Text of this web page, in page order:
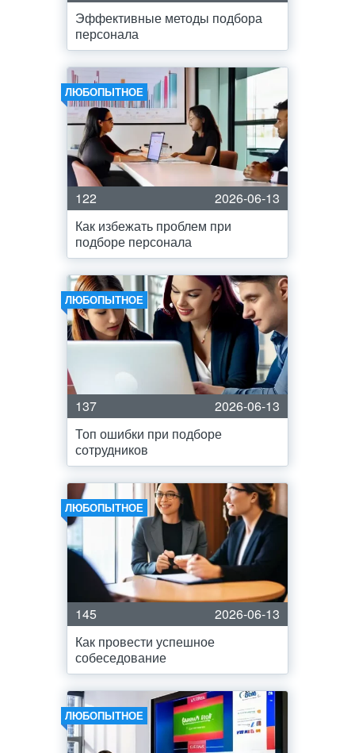
Эффективные методы подбора
персонала
ЛЮБОПЫТНОЕ
122
2026-06-13
Как избежать проблем при
подборе персонала
ЛЮБОПЫТНОЕ
137
2026-06-13
Топ ошибки при подборе
сотрудников
ЛЮБОПЫТНОЕ
145
2026-06-13
Как провести успешное
собеседование
ЛЮБОПЫТНОЕ